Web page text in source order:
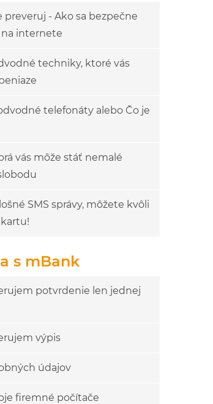
preveruj - Ako sa bezpečne
internete
techniky, ktoré vás
telefonáty alebo Čo je
vás môže stáť nemalé
SMS správy, môžete kvôli
s mBank
potvrdenie len jednej
výpis
údajov
firemné počítače